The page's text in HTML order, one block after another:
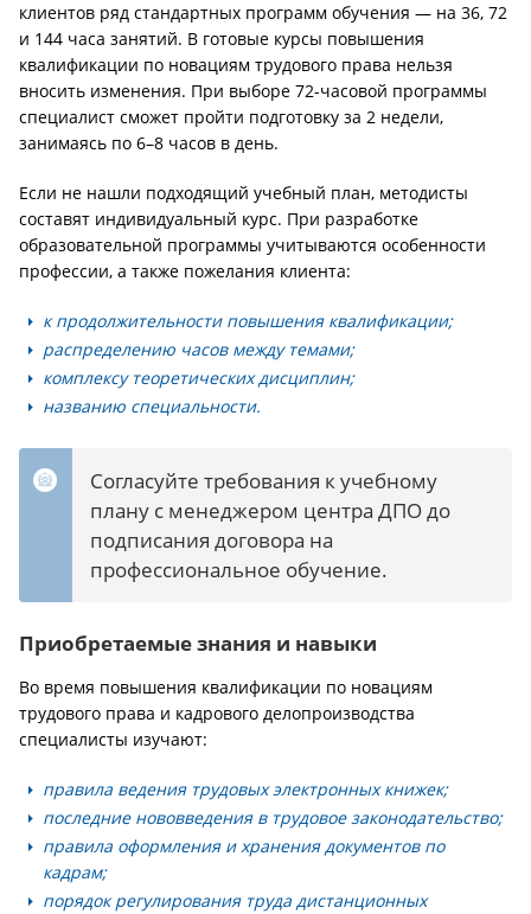
клиентов ряд стандартных программ обучения — на 36, 72
и 144 часа занятий. В готовые курсы повышения
квалификации по новациям трудового права нельзя
вносить изменения. При выборе 72-часовой программы
специалист сможет пройти подготовку за 2 недели,
занимаясь по 6–8 часов в день.
Если не нашли подходящий учебный план, методисты
составят индивидуальный курс. При разработке
образовательной программы учитываются особенности
профессии, а также пожелания клиента:
к продолжительности повышения квалификации;
распределению часов между темами;
комплексу теоретических дисциплин;
названию специальности.
Согласуйте требования к учебному
плану с менеджером центра ДПО до
подписания договора на
профессиональное обучение.
Приобретаемые знания и навыки
Во время повышения квалификации по новациям
трудового права и кадрового делопроизводства
специалисты изучают:
правила ведения трудовых электронных книжек;
последние нововведения в трудовое законодательство;
правила оформления и хранения документов по
кадрам;
порядок регулирования труда дистанционных